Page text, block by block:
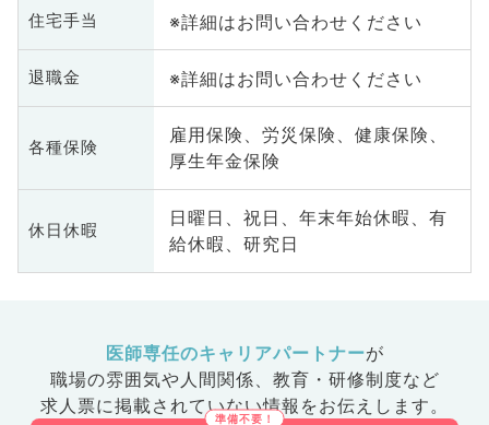
住宅手当 ※詳細はお問い合わせください
退職金 ※詳細はお問い合わせください
各種保険
雇用保険、労災保険、健康保険、
厚生年金保険
休日休暇
日曜日、祝日、年末年始休暇、有
給休暇、研究日
医師専任のキャリアパートナーが
職場の雰囲気や人間関係、 教育・研修制度など
求人票に掲載されていない情報をお伝えします。